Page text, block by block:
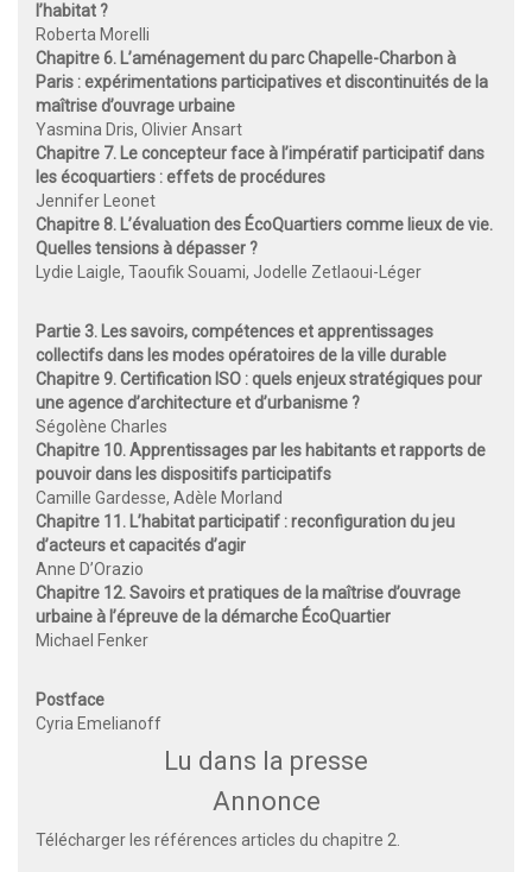
l’habitat ?
Roberta Morelli
Chapitre 6. L’aménagement du parc Chapelle-Charbon à
Paris : expérimentations participatives et discontinuités de la
maîtrise d’ouvrage urbaine
Yasmina Dris, Olivier Ansart
Chapitre 7. Le concepteur face à l’impératif participatif dans
les écoquartiers : effets de procédures
Jennifer Leonet
Chapitre 8. L’évaluation des ÉcoQuartiers comme lieux de vie.
Quelles tensions à dépasser ?
Lydie Laigle, Taoufik Souami, Jodelle Zetlaoui-Léger
Partie 3. Les savoirs, compétences et apprentissages
collectifs dans les modes opératoires de la ville durable
Chapitre 9. Certification ISO : quels enjeux stratégiques pour
une agence d’architecture et d’urbanisme ?
Ségolène Charles
Chapitre 10. Apprentissages par les habitants et rapports de
pouvoir dans les dispositifs participatifs
Camille Gardesse, Adèle Morland
Chapitre 11. L’habitat participatif : reconfiguration du jeu
d’acteurs et capacités d’agir
Anne D’Orazio
Chapitre 12. Savoirs et pratiques de la maîtrise d’ouvrage
urbaine à l’épreuve de la démarche ÉcoQuartier
Michael Fenker
Postface
Cyria Emelianoff
Lu dans la presse
Annonce
Télécharger les références articles du chapitre 2.